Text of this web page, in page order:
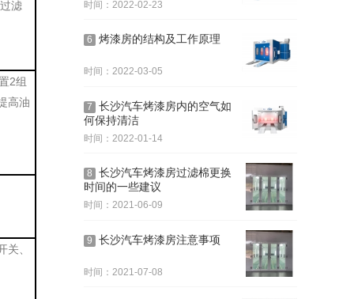
滤
2组
高油
关、
时间：2022-02-23
6 烤漆房的结构及工作原理
时间：2022-03-05
7
长沙汽车烤漆房内的空气如
何保持清洁
时间：2022-01-14
8
长沙汽车烤漆房过滤棉更换
时间的一些建议
时间：2021-06-09
9 长沙汽车烤漆房注意事项
时间：2021-07-08